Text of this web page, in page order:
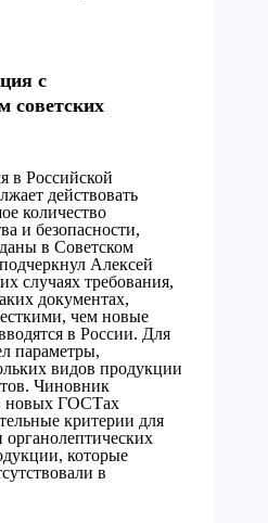
с
советских
в Российской
действовать
количество
и безопасности,
в Советском
Алексей
случаях требования,
документах,
чем новые
в России. Для
параметры,
видов продукции
Чиновник
новых ГОСТах
критерии для
органолептических
которые
в